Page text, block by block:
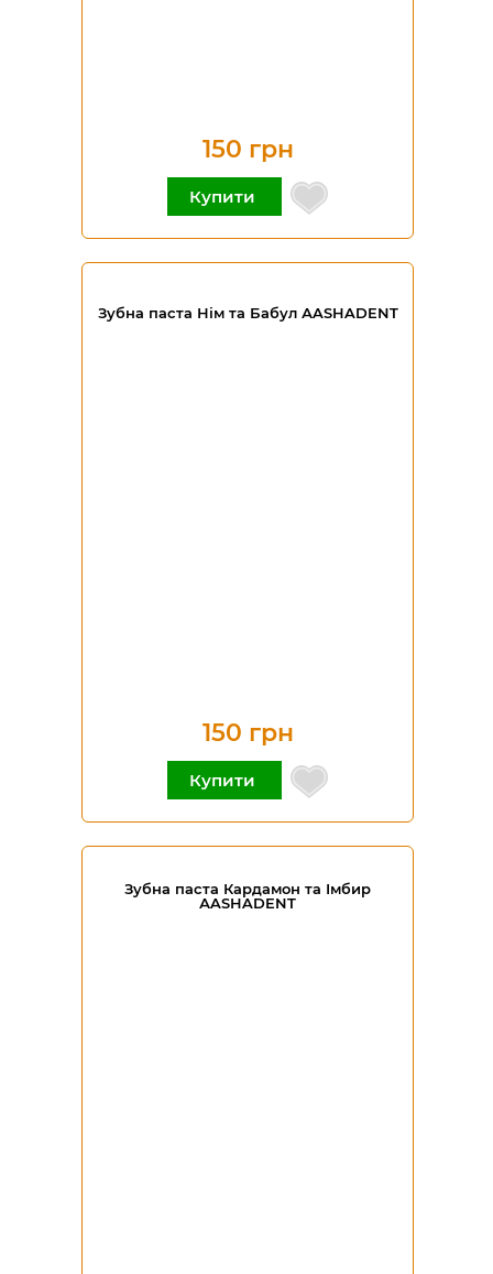
150 грн
Купити
Зубна паста Нім та Бабул АASHADENT
150 грн
Купити
Зубна паста Кардамон та Імбир
АASHADENT